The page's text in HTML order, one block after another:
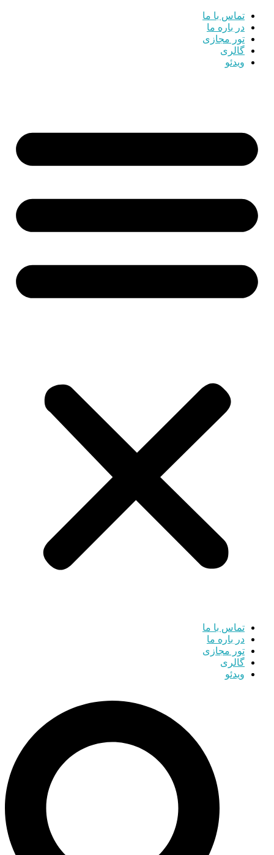
تماس با ما
در باره ما
تور مجازی
گالری
ویدئو
تماس با ما
در باره ما
تور مجازی
گالری
ویدئو